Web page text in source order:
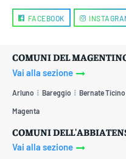
FACEBOOK
COMUNI DEL
Vai alla sezione
Arluno Bareggio Bernate Ticino
Magenta
COMUNI
Vai alla sezione